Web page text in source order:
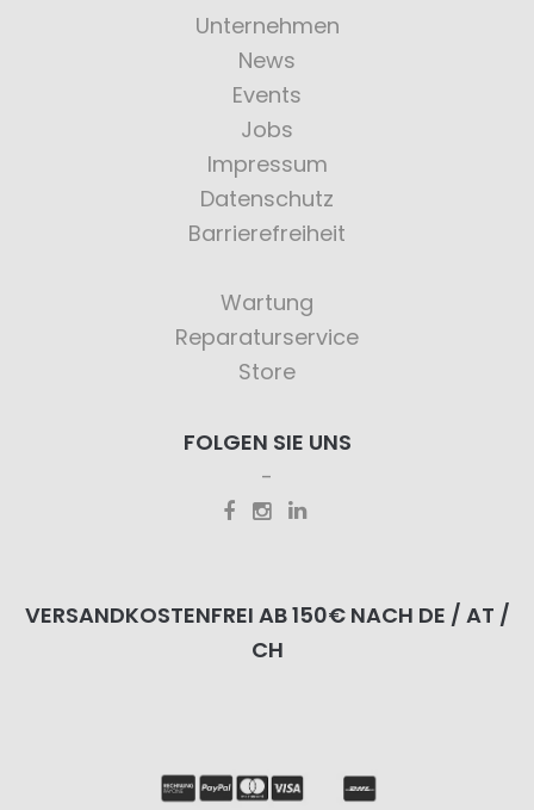
Unternehmen
News
Events
Jobs
Impressum
Datenschutz
Barrierefreiheit
Wartung
Reparaturservice
Store
FOLGEN SIE UNS
VERSANDKOSTENFREI AB 150€ NACH DE / AT /
CH